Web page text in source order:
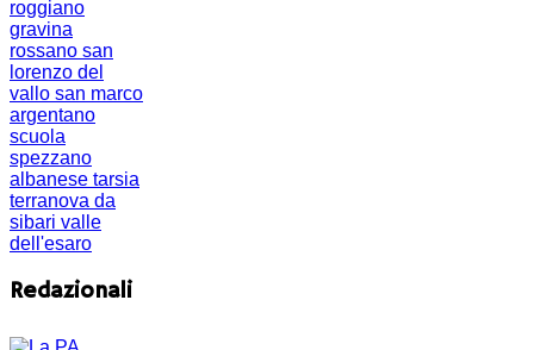
roggiano
gravina
rossano san
lorenzo del
vallo san marco
argentano
scuola
spezzano
albanese tarsia
terranova da
sibari valle
dell'esaro
Redazionali